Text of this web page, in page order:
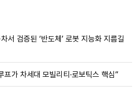
서 검증된 ‘반도체’ 로봇 지능화 지름길
프가 차세대 모빌리티·로보틱스 핵심”